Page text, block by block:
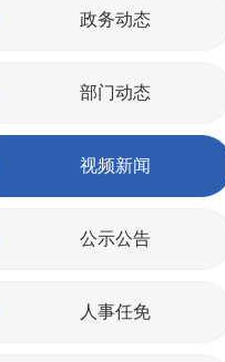
政务动态
部门动态
视频新闻
公示公告
人事任免